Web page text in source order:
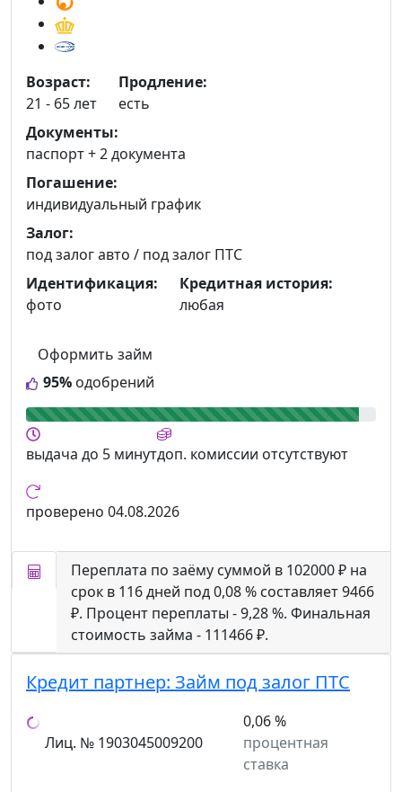
95% одобрений
Оформить займ
Возраст:
21 - 65 лет
Продление:
есть
Документы:
паспорт +2 документа
Погашение:
индивидуальный график
Залог:
под залог авто / под залог ПТС
Идентификация:
фото
Кредитная история:
любая
выдача до 5 минутдоп. комиссии отсутствуют
проверено 04.08.2026
Переплата по заёму суммой в 102000 ₽ на
срок в 116 дней под 0,08 % составляет 9466
₽. Процент переплаты - 9,28 %. Финальная
стоимость займа - 111466 ₽.
Кредит партнер: Займ под залог ПТС
Лиц. № 1903045009200
0,06 %
процентная
ставка